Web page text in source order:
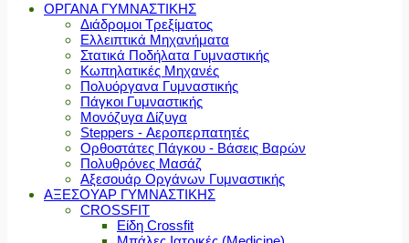
ΟΡΓΑΝΑ ΓΥΜΝΑΣΤΙΚΗΣ
Διάδρομοι Τρεξίματος
Ελλειπτικά Μηχανήματα
Στατικά Ποδήλατα Γυμναστικής
Κωπηλατικές Μηχανές
Πολυόργανα Γυμναστικής
Πάγκοι Γυμναστικής
Μονόζυγα Δίζυγα
Steppers - Αεροπερπατητές
Ορθοστάτες Πάγκου - Βάσεις Βαρών
Πολυθρόνες Μασάζ
Αξεσουάρ Οργάνων Γυμναστικής
ΑΞΕΣΟΥΑΡ ΓΥΜΝΑΣΤΙΚΗΣ
CROSSFIT
Είδη Crossfit